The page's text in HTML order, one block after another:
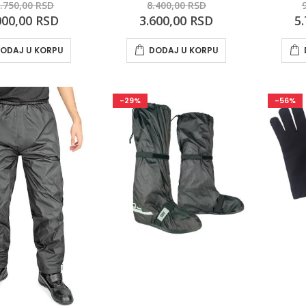
RSD
RSD
U KORPU
8.400,00 RSD
Special
Price
3.600,00 RSD
DODAJ U KORPU
-29% -56%